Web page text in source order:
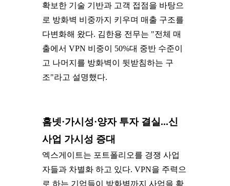
확보한 기술 기반과 고객 접점을 바탕으
로 방화벽 비중까지 키우며 매출 구조를
다변화해 왔다. 김한용 전무는 "전체 매
출에서 VPN 비중이 50%대 중반 수준이
고 나머지를 방화벽이 뒷받침하는 구
조"라고 설명했다.
홈넷·가시성·양자 투자 결실...신
사업 가시성 증대
엑스게이트는 포트폴리오를 경쟁 사업
자들과 차별화 하고 있다. VPN을 주력으
로 하는 기업들이 방화벽까지 사업을 확